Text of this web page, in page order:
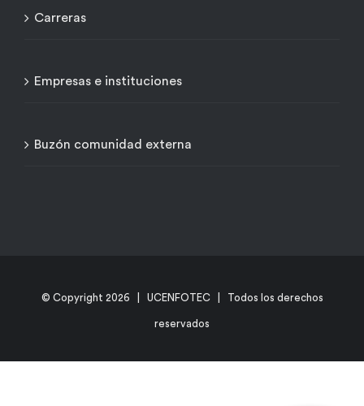
Carreras
Empresas e instituciones
Buzón comunidad externa
© Copyright 2026 | UCENFOTEC | Todos los derechos
reservados